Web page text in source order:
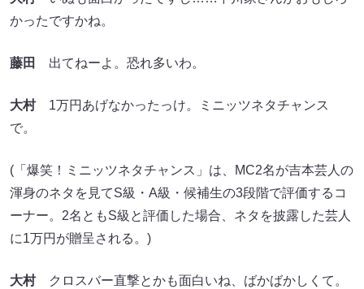
かったですかね。
藤田 出てねーよ。恐れ多いわ。
大村1万円あげなかったっけ。ミニッツネタチャンス
で。
(「爆笑！ミニッツネタチャンス」は、MC2名が吉本芸人の
渾身のネタを見てS級・A級・候補生の3段階で評価するコ
ーナー。2名ともS級と評価した場合、ネタを披露した芸人
に1万円が贈呈される。)
大村クロスバー直撃とかも面白いね、ばかばかしくて。